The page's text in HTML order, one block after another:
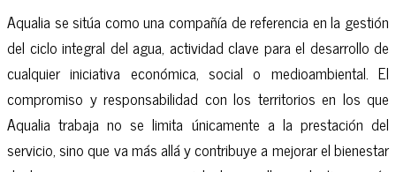
Aqualia se sitúa como una compañía de referencia en la gestión
del ciclo integral del agua, actividad clave para el desarrollo de
cualquier iniciativa económica, social o medioambiental. El
compromiso y responsabilidad con los territorios en los que
Aqualia trabaja no se limita únicamente a la prestación del
servicio, sino que va más allá y contribuye a mejorar el bienestar